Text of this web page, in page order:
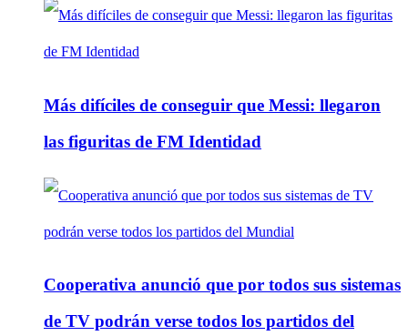
Más difíciles de conseguir que Messi: llegaron
las figuritas de FM Identidad
Cooperativa anunció que por todos sus sistemas
de TV podrán verse todos los partidos del